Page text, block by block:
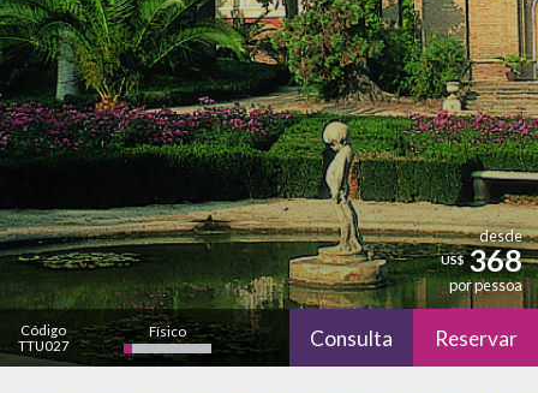
desde
US$ 368
por pessoa
Código
TTU027
Físico
bajo
Consulta Reservar